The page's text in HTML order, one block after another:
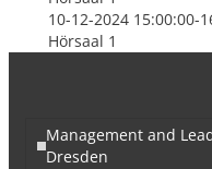
10-12-2024 15:00:00-
Hörsaal 1
Management and
Dresden